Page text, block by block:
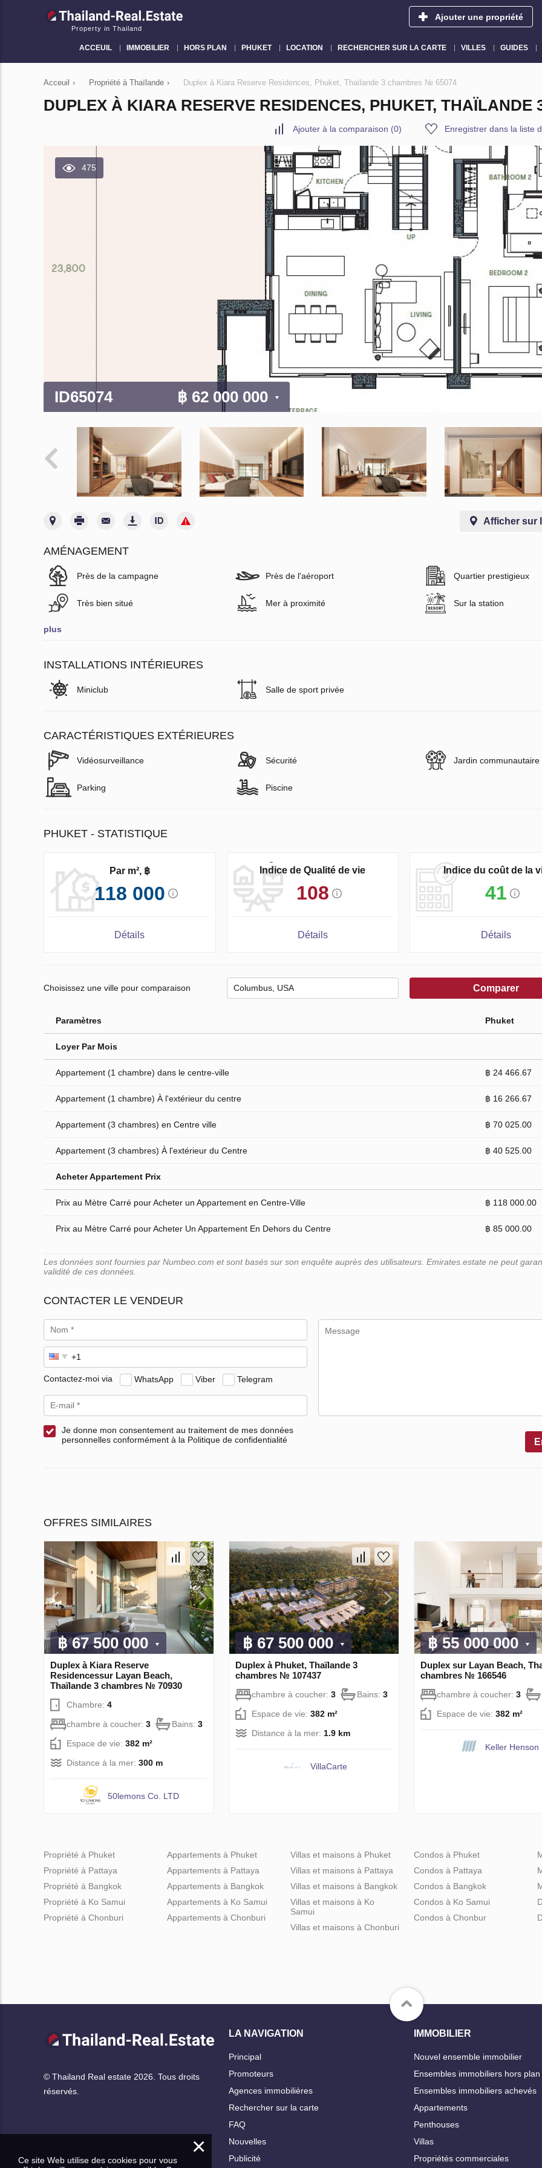
Property in Thailand
Ajouter une propriété
ACCEUIL IMMOBILIER HORS PLAN PHUKET LOCATION RECHERCHER SUR LA CARTE VILLES GUIDES
Acceuil › Propriété à Thaïlande › Duplex à Kiara Reserve Residences, Phuket, Thaïlande 3 chambres № 65074
DUPLEX À KIARA RESERVE RESIDENCES, PHUKET,
Ajouter à la comparaison (0) Enregistrer dans la liste
475
ID65074 ฿ 62 000 000
Afficher sur
AMÉNAGEMENT
Près de la campagne Près de l'aéroport Quartier prestigieux
Très bien situé Mer à proximité Sur la station
plus
INSTALLATIONS INTÉRIEURES
Miniclub Salle de sport privée
CARACTÉRISTIQUES EXTÉRIEURES
Vidéosurveillance Sécurité Jardin communautaire
Parking Piscine
PHUKET - STATISTIQUE
Par m², ฿
118 000
Détails
Indice de Qualité de vie
108
Détails
Indice du coût de la
41
Détails
Choisissez une ville pour comparaison Comparer
Paramètres Phuket
Loyer Par Mois
Appartement (1 chambre) dans le centre-ville ฿ 24 466.67
Appartement (1 chambre) À l'extérieur du centre ฿ 16 266.67
Appartement (3 chambres) en Centre ville ฿ 70 025.00
Appartement (3 chambres) À l'extérieur du Centre ฿ 40 525.00
Acheter Appartement Prix
Prix au Mètre Carré pour Acheter un Appartement en Centre-Ville ฿ 118 000.00
Prix au Mètre Carré pour Acheter Un Appartement En Dehors du Centre ฿ 85 000.00
Les données sont fournies par Numbeo.com et sont basés sur son enquête auprès des utilisateurs. Emirates.estate ne peut
validité de ces données.
CONTACTER LE VENDEUR
Contactez-moi via WhatsApp Viber Telegram
Je donne mon consentement au traitement de mes données
personnelles conformément à la Politique de confidentialité
OFFRES SIMILAIRES
฿ 67 500 000
Duplex à Kiara Reserve
Residencessur Layan Beach,
Thaïlande 3 chambres № 70930
Chambre: 4
chambre à coucher: 3 Bains: 3
Espace de vie: 382 m²
Distance à la mer: 300 m
50lemons Co. LTD
฿ 67 500 000
Duplex à Phuket, Thaïlande 3
chambres № 107437
chambre à coucher: 3 Bains: 3
Espace de vie: 382 m²
Distance à la mer: 1.9 km
VillaСarte
฿ 55 000 000
Duplex sur Layan Beach,
chambres № 166546
chambre à coucher: 3
Espace de vie: 382 m²
Keller Henson
Propriété à Phuket
Propriété à Pattaya
Propriété à Bangkok
Propriété à Ko Samui
Propriété à Chonburi
Appartements à Phuket
Appartements à Pattaya
Appartements à Bangkok
Appartements à Ko Samui
Appartements à Chonburi
Villas et maisons à Phuket
Villas et maisons à Pattaya
Villas et maisons à Bangkok
Villas et maisons à Ko
Samui
Villas et maisons à Chonburi
Condos à Phuket
Condos à Pattaya
Condos à Bangkok
Condos à Ko Samui
Condos à Chonbur
© Thailand Real estate 2026. Tous droits
réservés.
LA NAVIGATION
Principal
Promoteurs
Agences immobilières
Rechercher sur la carte
FAQ
Nouvelles
Publicité
IMMOBILIER
Nouvel ensemble immobilier
Ensembles immobiliers hors plan
Ensembles immobiliers achevés
Appartements
Penthouses
Villas
Propriétés commerciales
×
Ce site Web utilise des cookies pour vous